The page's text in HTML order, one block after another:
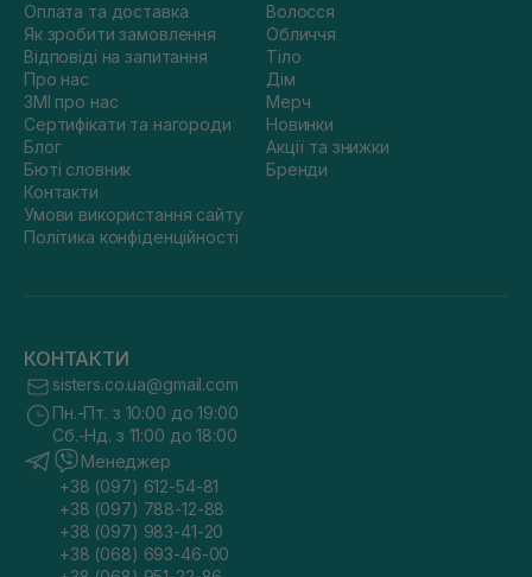
Оплата та доставка
Як зробити замовлення
Відповіді на запитання
Про нас
ЗМІ про нас
Сертифікати та нагороди
Блог
Бюті словник
Контакти
Умови використання сайту
Політика конфіденційності
Волосся
Обличчя
Тіло
Дім
Мерч
Новинки
Акції та знижки
Бренди
КОНТАКТИ
sisters.co.ua@gmail.com
Пн.-Пт. з 10:00 до 19:00
Сб.-Нд. з 11:00 до 18:00
Менеджер
+38 (097) 612-54-81
+38 (097) 788-12-88
+38 (097) 983-41-20
+38 (068) 693-46-00